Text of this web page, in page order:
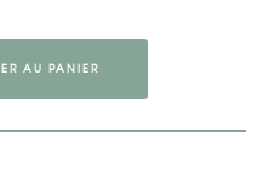
AU PANIER